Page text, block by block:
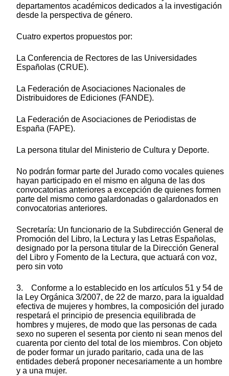
departamentos académicos dedicados a la investigación
desde la perspectiva de género.
Cuatro expertos propuestos por:
La Conferencia de Rectores de las Universidades
Españolas (CRUE).
La Federación de Asociaciones Nacionales de
Distribuidores de Ediciones (FANDE).
La Federación de Asociaciones de Periodistas de
España (FAPE).
La persona titular del Ministerio de Cultura y Deporte.
No podrán formar parte del Jurado como vocales quienes
hayan participado en el mismo en alguna de las dos
convocatorias anteriores a excepción de quienes formen
parte del mismo como galardonadas o galardonados en
convocatorias anteriores.
Secretaría: Un funcionario de la Subdirección General de
Promoción del Libro, la Lectura y las Letras Españolas,
designado por la persona titular de la Dirección General
del Libro y Fomento de la Lectura, que actuará con voz,
pero sin voto
3. Conforme a lo establecido en los artículos 51 y 54 de
la Ley Orgánica 3/2007, de 22 de marzo, para la igualdad
efectiva de mujeres y hombres, la composición del jurado
respetará el principio de presencia equilibrada de
hombres y mujeres, de modo que las personas de cada
sexo no superen el sesenta por ciento ni sean menos del
cuarenta por ciento del total de los miembros. Con objeto
de poder formar un jurado paritario, cada una de las
entidades deberá proponer necesariamente a un hombre
y a una mujer.